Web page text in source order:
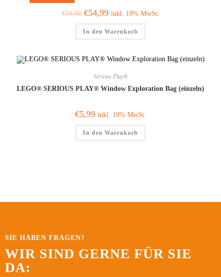
€59,90 €54,99 inkl. 19% MwSt.
In den Warenkorb
Serious Play®
LEGO® SERIOUS PLAY® Window Exploration Bag (einzeln)
€5,99 inkl. 19% MwSt.
In den Warenkorb
SIE HABEN FRAGEN?
WIR SIND GERNE FÜR SIE
DA: